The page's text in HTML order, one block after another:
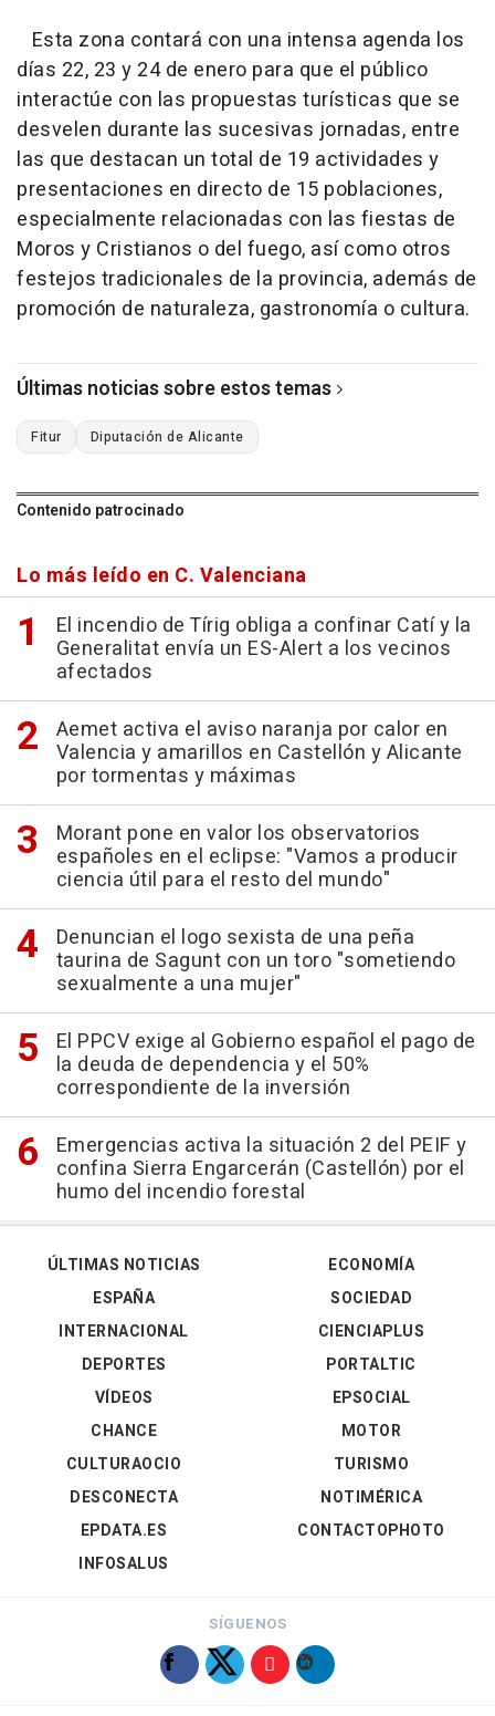
Esta zona contará con una intensa agenda los
días 22, 23 y 24 de enero para que el público
interactúe con las propuestas turísticas que se
desvelen durante las sucesivas jornadas, entre
las que destacan un total de 19 actividades y
presentaciones en directo de 15 poblaciones,
especialmente relacionadas con las fiestas de
Moros y Cristianos o del fuego, así como otros
festejos tradicionales de la provincia, además de
promoción de naturaleza, gastronomía o cultura.
Últimas noticias sobre estos temas
Fitur Diputación de Alicante
Contenido patrocinado
Lo más leído en C. Valenciana
El incendio de Tírig obliga a confinar Catí y la
Generalitat envía un ES-Alert a los vecinos
afectados
Aemet activa el aviso naranja por calor en
Valencia y amarillos en Castellón y Alicante
por tormentas y máximas
Morant pone en valor los observatorios
españoles en el eclipse: "Vamos a producir
ciencia útil para el resto del mundo"
Denuncian el logo sexista de una peña
taurina de Sagunt con un toro "sometiendo
sexualmente a una mujer"
El PPCV exige al Gobierno español el pago de
la deuda de dependencia y el 50%
correspondiente de la inversión
Emergencias activa la situación 2 del PEIF y
confina Sierra Engarcerán (Castellón) por el
humo del incendio forestal
ÚLTIMAS NOTICIAS
ESPAÑA
INTERNACIONAL
DEPORTES
VÍDEOS
ECONOMÍA
SOCIEDAD
CIENCIAPLUS
PORTALTIC
EPSOCIAL
CHANCE
CULTURAOCIO
DESCONECTA
EPDATA.ES
INFOSALUS
MOTOR
TURISMO
NOTIMÉRICA
CONTACTOPHOTO
SÍGUENOS